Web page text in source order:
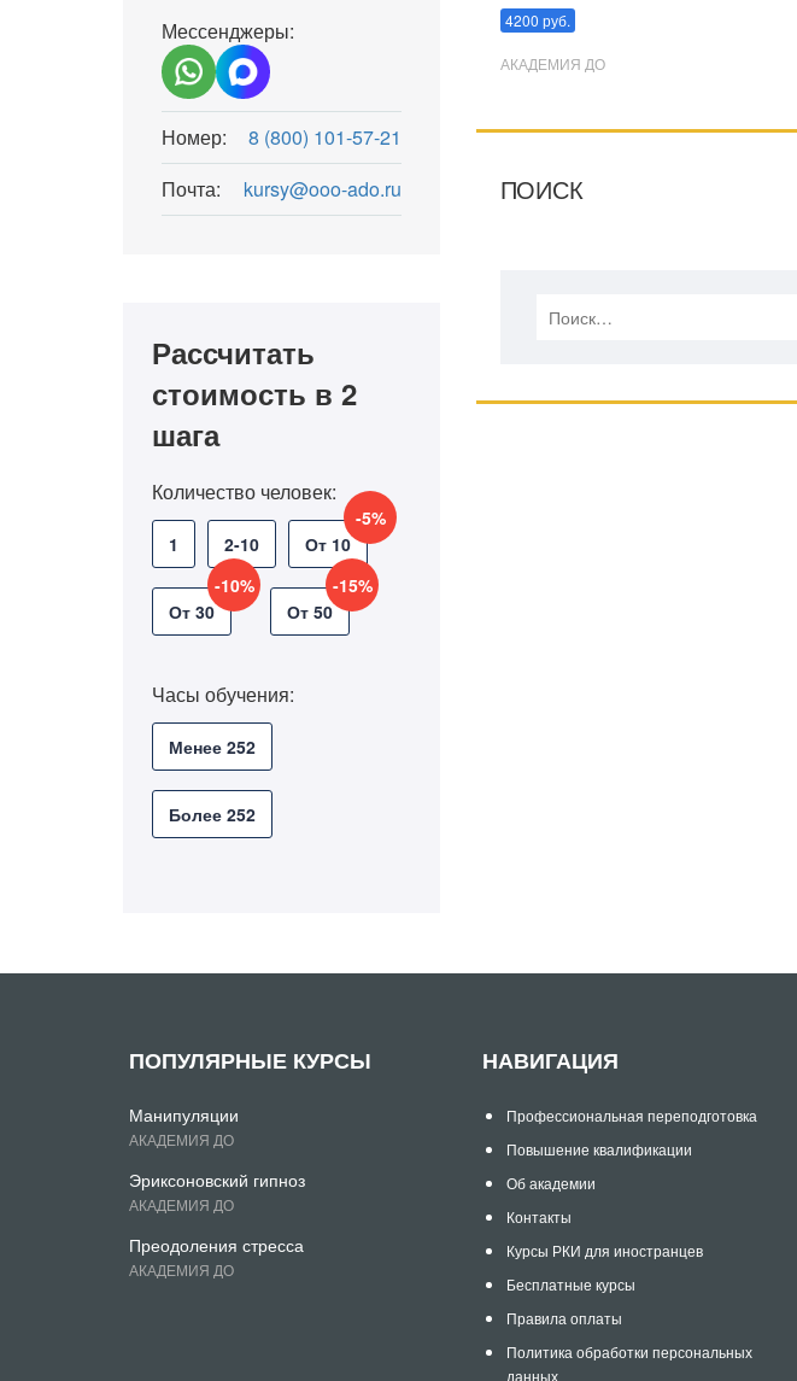
Мессенджеры:
Номер:
8 (800) 101-57-21
Почта:
kursy@ooo-ado.ru
Рассчитать
стоимость в 2
шага
Количество человек:
1 2-10 От 10
-5%
От 30
-10%
От 50
-15%
Часы обучения:
Менее 252
Более 252
4200 руб.
АКАДЕМИЯ ДО
ПОИСК
ПОПУЛЯРНЫЕ КУРСЫ
Манипуляции
АКАДЕМИЯ ДО
Эриксоновский гипноз
АКАДЕМИЯ ДО
Преодоления стресса
АКАДЕМИЯ ДО
НАВИГАЦИЯ
Профессиональная переподготовка
Повышение квалификации
Об академии
Контакты
Курсы РКИ для иностранцев
Бесплатные курсы
Правила оплаты
Политика обработки персональных
данных